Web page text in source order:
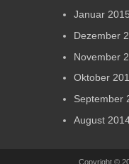
Januar 2015
Dezember
November
Oktober
September
August
Copyright ©